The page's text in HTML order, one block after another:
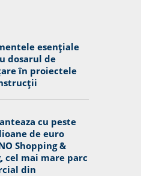
esențiale
dosarul de
în proiectele
cu peste
de euro
Shopping &
cel mai mare parc
din